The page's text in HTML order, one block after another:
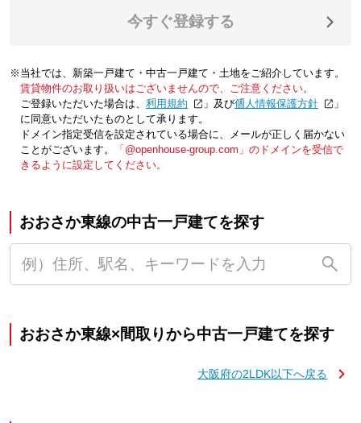
今すぐ登録する
※当社では、新築一戸建て・中古一戸建て・土地をご紹介しています。
賃貸物件のお取り扱いはございませんので、ご注意ください。
ご登録いただいた場合は、「利用規約 」及び「個人情報保護方針
」
に同意いただいたものとして承ります。
ドメイン指定受信を設定されている場合に、メールが正しく届かない
ことがございます。
「@openhouse-group.com」のドメインを受信で
きるように設定してください。
おおさか東線の中古一戸建てを探す
おおさか東線×間取りから中古一戸建てを探す
大阪府の2LDK以下へ戻る